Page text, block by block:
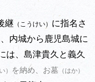
継 （こうけい） に指名さ
内城から鹿児島城に
は、島津貴久と義久
） を納め、お墓 （はか）